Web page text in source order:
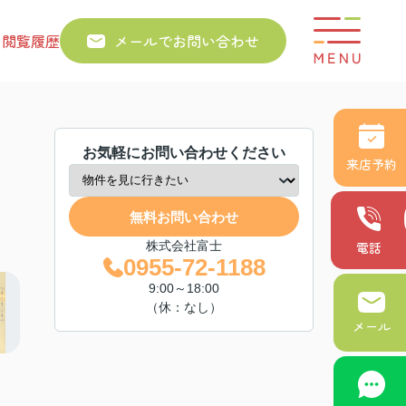
閲覧履歴 メールでお問い合わせ
来店予約
電話
メール
お気軽にお問い合わせください
無料お問い合わせ
株式会社富士
0955-72-1188
9:00～18:00
（休：なし）